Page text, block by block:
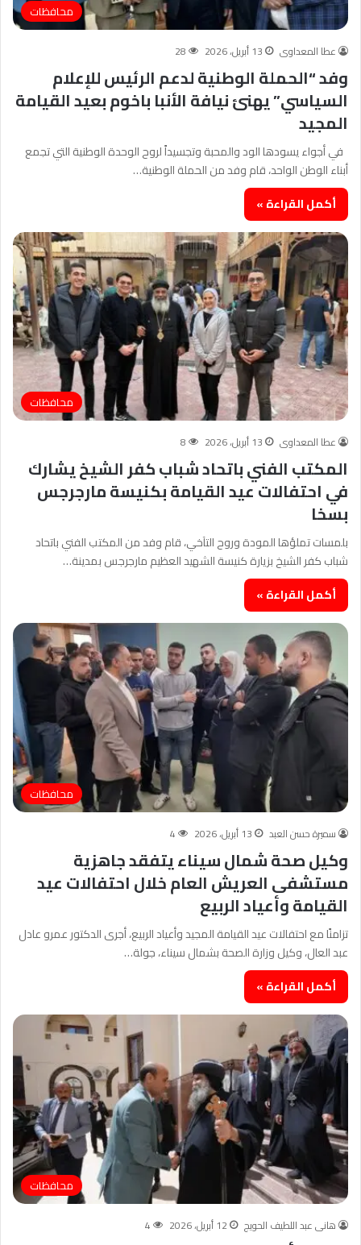
محافظات
عطا المعداوى 13 أبريل، 2026 28
وفد “الحملة الوطنية لدعم الرئيس للإعلام
السياسي” يهنئ نيافة الأنبا باخوم بعيد القيامة
المجيد
في أجواء يسودها الود والمحبة وتجسيداً لروح الوحدة الوطنية التي تجمع
أبناء الوطن الواحد، قام وفد من الحملة الوطنية…
أكمل القراءة »
محافظات
عطا المعداوى 13 أبريل، 2026 8
المكتب الفني باتحاد شباب كفر الشيخ يشارك
في احتفالات عيد القيامة بكنيسة مارجرجس
بسخا
بلمسات تملؤها المودة وروح التآخي، قام وفد من المكتب الفني باتحاد
شباب كفر الشيخ بزيارة كنيسة الشهيد العظيم مارجرجس بمدينة…
أكمل القراءة »
محافظات
سميرة حسن العبد 13 أبريل، 2026 4
وكيل صحة شمال سيناء يتفقد جاهزية
مستشفى العريش العام خلال احتفالات عيد
القيامة وأعياد الربيع
تزامنًا مع احتفالات عيد القيامة المجيد وأعياد الربيع، أجرى الدكتور عمرو عادل
عبد العال، وكيل وزارة الصحة بشمال سيناء، جولة…
أكمل القراءة »
محافظات
هانى عبد اللطيف الحويج 12 أبريل، 2026 4